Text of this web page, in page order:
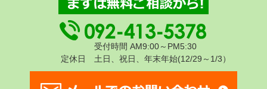
受付時間 AM9:00～PM5:30
定休日 土日、祝日、年末年始(12/29～1/3）